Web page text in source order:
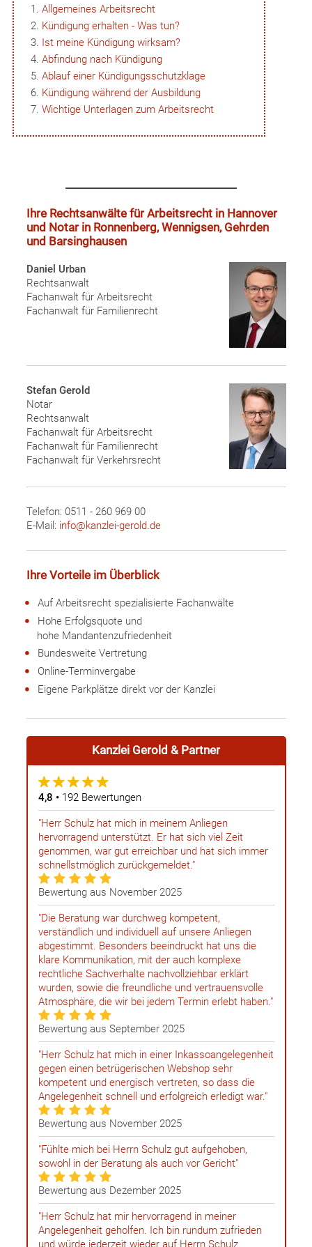
Allgemeines Arbeitsrecht
Kündigung erhalten - Was tun?
Ist meine Kündigung wirksam?
Abfindung nach Kündigung
Ablauf einer Kündigungsschutzklage
Kündigung während der Ausbildung
Wichtige Unterlagen zum Arbeitsrecht
Ihre Rechtsanwälte für Arbeitsrecht in Hannover
und Notar in Ronnenberg, Wennigsen, Gehrden
und Barsinghausen
Daniel Urban
Rechtsanwalt
Fachanwalt für Arbeitsrecht
Fachanwalt für Familienrecht
Stefan Gerold
Notar
Rechtsanwalt
Fachanwalt für Arbeitsrecht
Fachanwalt für Familienrecht
Fachanwalt für Verkehrsrecht
Telefon: 0511 - 260 969 00
E-Mail: info@kanzlei-gerold.de
Ihre Vorteile im Überblick
Auf Arbeitsrecht spezialisierte Fachanwälte
Hohe Erfolgsquote und
hohe Mandantenzufriedenheit
Bundesweite Vertretung
Online-Terminvergabe
Eigene Parkplätze direkt vor der Kanzlei
Kanzlei Gerold & Partner
4,8 • 192 Bewertungen
"Herr Schulz hat mich in meinem Anliegen
hervorragend unterstützt. Er hat sich viel Zeit
genommen, war gut erreichbar und hat sich immer
schnellstmöglich zurückgemeldet."
Bewertung aus November 2025
"Die Beratung war durchweg kompetent,
verständlich und individuell auf unsere Anliegen
abgestimmt. Besonders beeindruckt hat uns die
klare Kommunikation, mit der auch komplexe
rechtliche Sachverhalte nachvollziehbar erklärt
wurden, sowie die freundliche und vertrauensvolle
Atmosphäre, die wir bei jedem Termin erlebt haben."
Bewertung aus September 2025
"Herr Schulz hat mich in einer Inkassoangelegenheit
gegen einen betrügerischen Webshop sehr
kompetent und energisch vertreten, so dass die
Angelegenheit schnell und erfolgreich erledigt war."
Bewertung aus November 2025
"Fühlte mich bei Herrn Schulz gut aufgehoben,
sowohl in der Beratung als auch vor Gericht"
Bewertung aus Dezember 2025
"Herr Schulz hat mir hervorragend in meiner
Angelegenheit geholfen. Ich bin rundum zufrieden
und würde jederzeit wieder auf Herrn Schulz